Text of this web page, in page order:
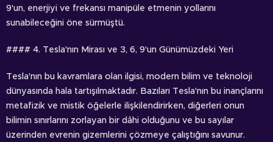
9'un, enerjiyi ve frekansı manipüle etmenin yollarını
sunabileceğini öne sürmüştü.
#### 4. Tesla'nın Mirası ve 3, 6, 9'un Günümüzdeki Yeri
Tesla'nın bu kavramlara olan ilgisi, modern bilim ve teknoloji
dünyasında hala tartışılmaktadır. Bazıları Tesla'nın bu inançlarını
metafizik ve mistik öğelerle ilişkilendirirken, diğerleri onun
bilimin sınırlarını zorlayan bir dâhi olduğunu ve bu sayılar
üzerinden evrenin gizemlerini çözmeye çalıştığını savunur.